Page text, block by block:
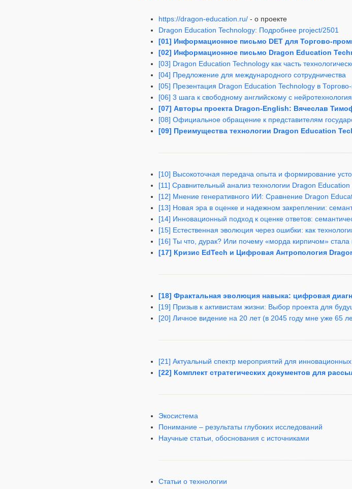
https://dragon-education.ru/ - о проекте
Dragon Education Technology: Подробнее project/2501
[01] Информационное письмо DET для Торгово-
[02] Информационное письмо Dragon Education
[03] Dragon Education Technology как часть
[04] Предложение для международного сотрудничества
[05] Презентация Dragon Education Technology в
[06] 3 шага к свободному английскому с
[07] Авторы проекта Dragon-English: Вячеслав
[08] Официальное обращение к представителям
[09] Преимущества технологии Dragon Education
[10] Высокоточная передача опыта и формирование
[11] Сравнительный анализ технологии Dragon
[12] Мнение генеративного ИИ: Сравнение Dragon
[13] Новая эра в оценке и надежном закреплении:
[14] Инновационный подход к оценке ответов:
[15] Естественная эволюция через ошибки: как
[16] Ты что, дурак? Или почему «морда кирпичом»
[17] Кризис EdTech и Цифровая Антропология
[18] Фрактальная эволюция навыка: цифровая
[19] Призыв к активистам жизни: Выбор проекта для
[20] Личное видение на 20 лет (в 2045 году мне уже 65
[21] Актуальный спектр мероприятий для
[22] Комплект стратегических документов для
Экосистема
Понимание – результаты глубоких исследований
Научные статьи, обоснования с источниками
Статьи о технологии